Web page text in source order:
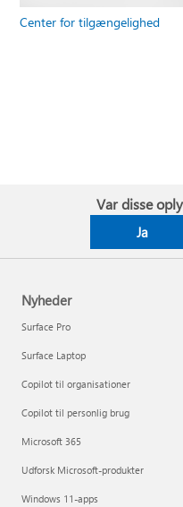
Center for tilgængelighed
Var disse
Ja
Nyheder
Surface Pro
Surface Laptop
Copilot til organisationer
Copilot til personlig brug
Microsoft 365
Udforsk Microsoft-produkter
Windows 11-apps